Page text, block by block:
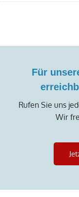
Für
Rufen Sie uns
Wir